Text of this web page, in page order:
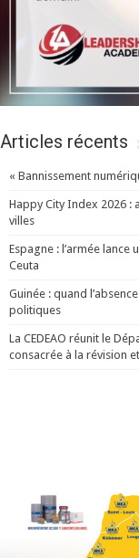
Articles récents
« Bannissement
Happy City Index 2026 :
villes
Espagne : l’armée
Ceuta
Guinée : quand
politiques
La CEDEAO réunit le
consacrée à la révision